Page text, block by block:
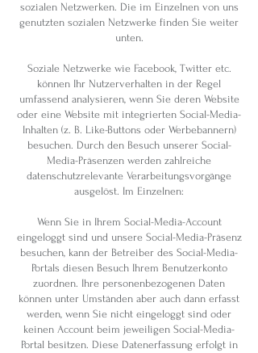
sozialen Netzwerken. Die im Einzelnen von uns
genutzten sozialen Netzwerke finden Sie weiter
unten.
Soziale Netzwerke wie Facebook, Twitter etc.
können Ihr Nutzerverhalten in der Regel
umfassend analysieren, wenn Sie deren Website
oder eine Website mit integrierten Social-Media-
Inhalten (z. B. Like-Buttons oder Werbebannern)
besuchen. Durch den Besuch unserer Social-
Media-Präsenzen werden zahlreiche
datenschutzrelevante Verarbeitungsvorgänge
ausgelöst. Im Einzelnen:
Wenn Sie in Ihrem Social-Media-Account
eingeloggt sind und unsere Social-Media-Präsenz
besuchen, kann der Betreiber des Social-Media-
Portals diesen Besuch Ihrem Benutzerkonto
zuordnen. Ihre personenbezogenen Daten
können unter Umständen aber auch dann erfasst
werden, wenn Sie nicht eingeloggt sind oder
keinen Account beim jeweiligen Social-Media-
Portal besitzen. Diese Datenerfassung erfolgt in